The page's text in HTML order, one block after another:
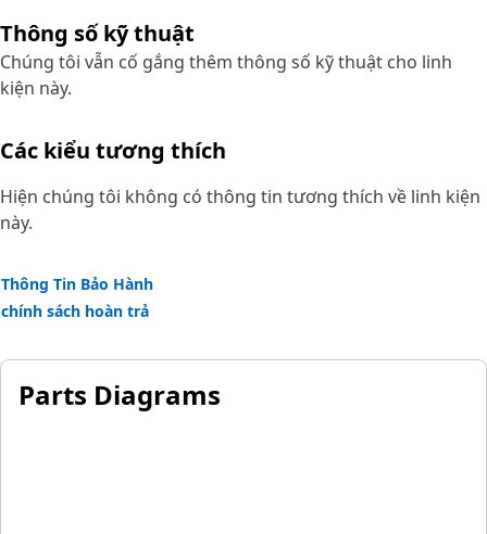
Thông số kỹ thuật
Chúng tôi vẫn cố gắng thêm thông số kỹ thuật cho linh
kiện này.
Các kiểu tương thích
Hiện chúng tôi không có thông tin tương thích về linh kiện
này.
Thông Tin Bảo Hành
chính sách hoàn trả
Parts Diagrams